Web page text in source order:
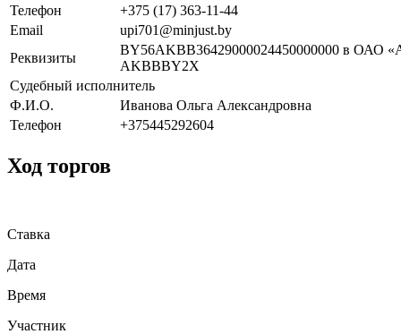
Телефон
+375 (17) 363-11-44
Email
upi701@minjust.by
Реквизиты
BY56AKBB36429000024450000000 в ОАО
AKBBBY2X
Судебный исполнитель
Ф.И.О.
Иванова Ольга Александровна
Телефон
+375445292604
Ход торгов
Ставка
Дата
Время
Участник